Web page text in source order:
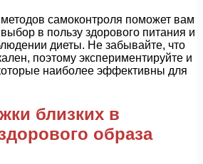
самоконтроля поможет вам
в пользу здорового питания и
диеты. Не забывайте, что
поэтому экспериментируйте и
наиболее эффективны для
близких в
образа